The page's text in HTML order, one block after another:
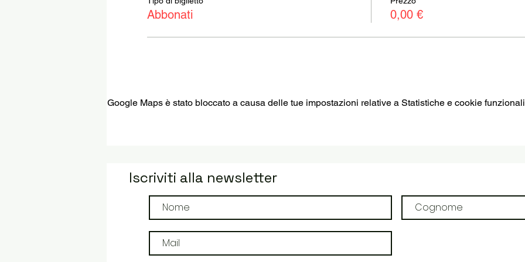
Abbonati 0,00 €
Google Maps è stato bloccato a causa delle tue impostazioni relative a Statistiche e cookie
Iscriviti alla newsletter